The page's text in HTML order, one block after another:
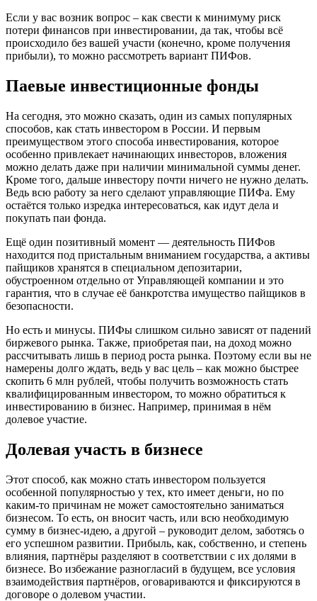
Если у вас возник вопрос – как свести к минимуму риск
потери финансов при инвестировании, да так, чтобы всё
происходило без вашей участи (конечно, кроме получения
прибыли), то можно рассмотреть вариант ПИФов.
Паевые инвестиционные фонды
На сегодня, это можно сказать, один из самых популярных
способов, как стать инвестором в России. И первым
преимуществом этого способа инвестирования, которое
особенно привлекает начинающих инвесторов, вложения
можно делать даже при наличии минимальной суммы денег.
Кроме того, дальше инвестору почти ничего не нужно делать.
Ведь всю работу за него сделают управляющие ПИФа. Ему
остаётся только изредка интересоваться, как идут дела и
покупать паи фонда.
Ещё один позитивный момент — деятельность ПИФов
находится под пристальным вниманием государства, а активы
пайщиков хранятся в специальном депозитарии,
обустроенном отдельно от Управляющей компании и это
гарантия, что в случае её банкротства имущество пайщиков в
безопасности.
Но есть и минусы. ПИФы слишком сильно зависят от падений
биржевого рынка. Также, приобретая паи, на доход можно
рассчитывать лишь в период роста рынка. Поэтому если вы не
намерены долго ждать, ведь у вас цель – как можно быстрее
скопить 6 млн рублей, чтобы получить возможность стать
квалифицированным инвестором, то можно обратиться к
инвестированию в бизнес. Например, принимая в нём
долевое участие.
Долевая участь в бизнесе
Этот способ, как можно стать инвестором пользуется
особенной популярностью у тех, кто имеет деньги, но по
каким-то причинам не может самостоятельно заниматься
бизнесом. То есть, он вносит часть, или всю необходимую
сумму в бизнес-идею, а другой – руководит делом, заботясь о
его успешном развитии. Прибыль, как, собственно, и степень
влияния, партнёры разделяют в соответствии с их долями в
бизнесе. Во избежание разногласий в будущем, все условия
взаимодействия партнёров, оговариваются и фиксируются в
договоре о долевом участии.